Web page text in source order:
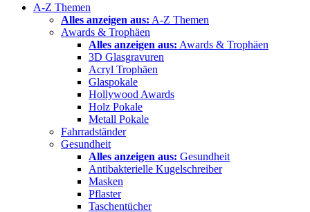
A-Z Themen
Alles anzeigen aus: A-Z Themen
Awards & Trophäen
Alles anzeigen aus: Awards & Trophäen
3D Glasgravuren
Acryl Trophäen
Glaspokale
Hollywood Awards
Holz Pokale
Metall Pokale
Fahrradständer
Gesundheit
Alles anzeigen aus: Gesundheit
Antibakterielle Kugelschreiber
Masken
Pflaster
Taschentücher